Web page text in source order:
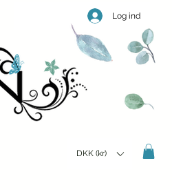
Log ind
DKK (kr)